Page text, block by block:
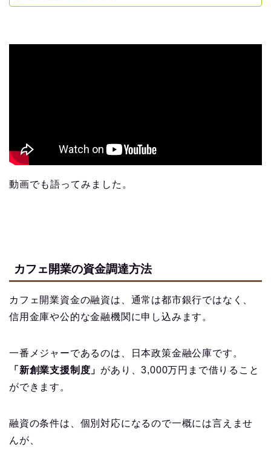
動画でも語ってみました。
カフェ開業の資金調達方法
カフェ開業資金の融資は、通常は都市銀行ではなく、
信用金庫や公的な金融機関に申し込みます。
一番メジャーであるのは、日本政策金融公庫です。
「新創業支援制度」 があり、3,000万円まで借りること
ができます。
融資の条件は、個別対応になるので一概には言えませ
んが、